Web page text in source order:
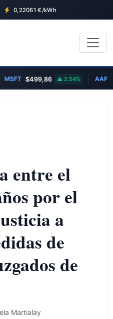
0,22061 €/kWh
MSFT $499,86 2.54% AAPL
entre el
por el
a
de
de
Martialay